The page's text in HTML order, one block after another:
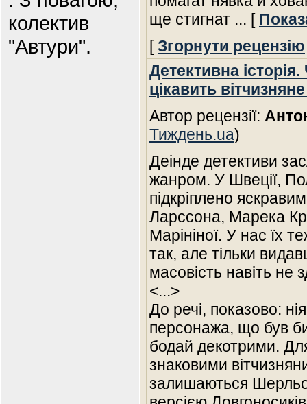
колектив
"Автури".
ще стигнат ... [
[Згорнути рецензію
Детективна
цікавить
Автор рецензії:
Тиждень.ua)
Деінде детективи
жанром. У Швеції,
підкріплено
Ларссона, Марека
Марініної. У нас їх
так, але тільки
масовість навіть не
<...>
До речі, показово:
персонажа, що був
бодай декотрими.
знаковими
залишаються